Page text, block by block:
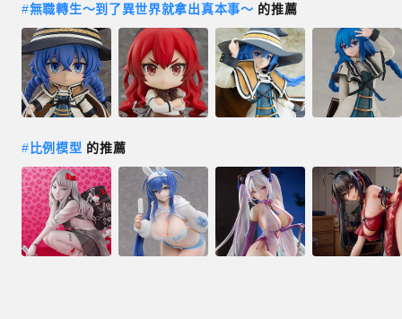
#無職轉生～到了異世界就拿出真本事～ 的推薦
# 比例模型 的推薦